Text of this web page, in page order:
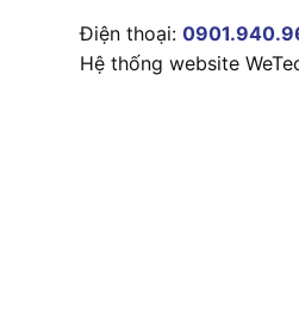
Điện thoại:
Hệ thống website